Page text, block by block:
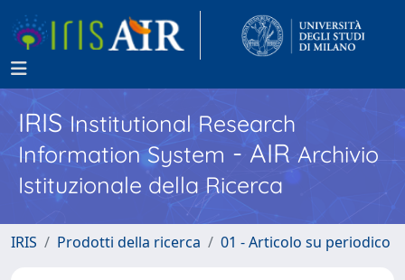
IRISInstitutional Research
Information System - AIR Archivio
Istituzionale della Ricerca
IRIS Prodotti della ricerca 01 - Articolo su periodico